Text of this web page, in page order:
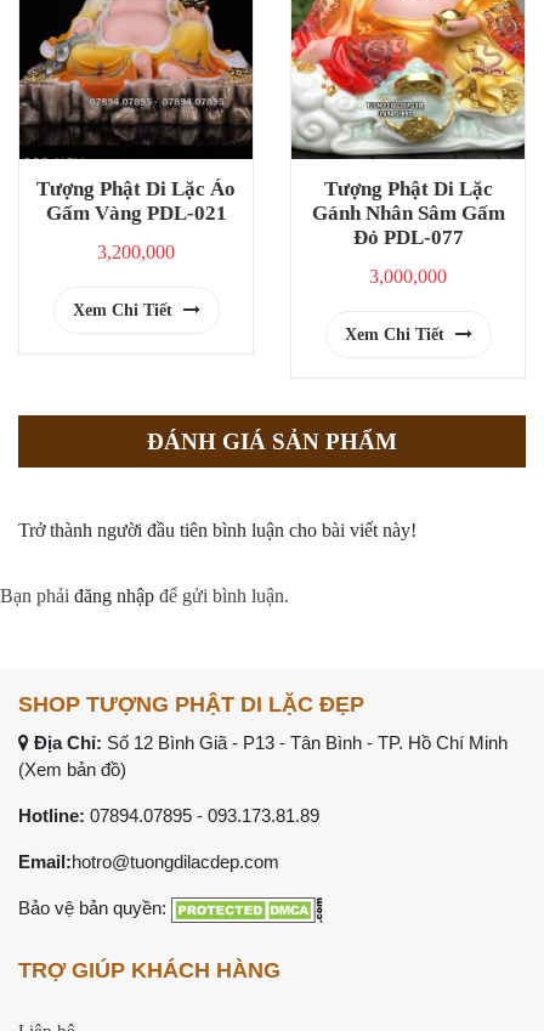
Tượng Phật Di Lặc Áo
Gấm Vàng PDL-021
3,200,000
Xem Chi Tiết
Tượng Phật Di Lặc
Gánh Nhân Sâm Gấm
Đỏ PDL-077
3,000,000
Xem Chi Tiết
ĐÁNH GIÁ SẢN PHẨM
Trở thành người đầu tiên bình luận cho bài viết này!
Bạn phải đăng nhập để gửi bình luận.
SHOP TƯỢNG PHẬT DI LẶC ĐẸP
Địa Chỉ: Số 12 Bình Giã - P13 - Tân Bình - TP. Hồ Chí Minh
(Xem bản đồ)
Hotline: 07894.07895 - 093.173.81.89
Email:hotro@tuongdilacdep.com
Bảo vệ bản quyền:
TRỢ GIÚP KHÁCH HÀNG